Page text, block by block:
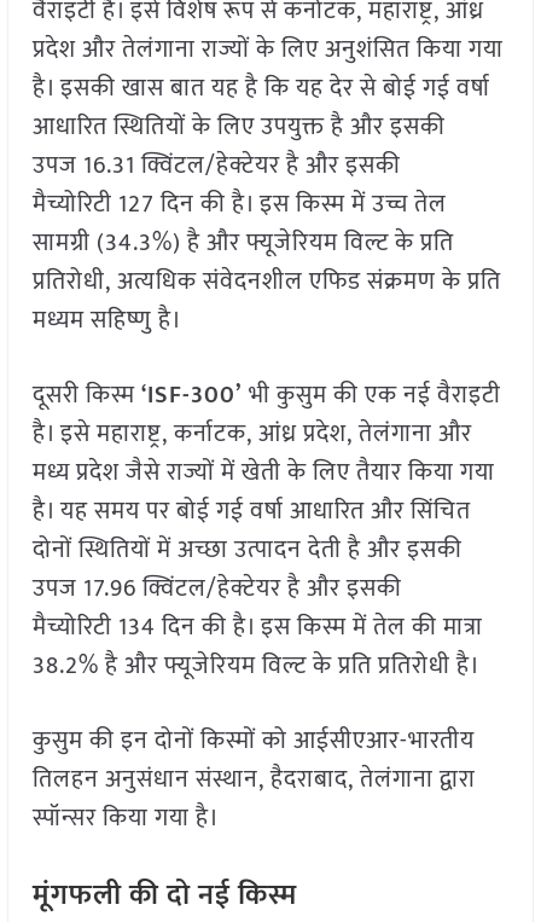
वैराइटी है। इसे विशेष रूप से कर्नाटक, महाराष्ट्र, आंध्र
प्रदेश और तेलंगाना राज्यों के लिए अनुशंसित किया गया
है। इसकी खास बात यह है कि यह देर से बोई गई वर्षा
आधारित स्थितियों के लिए उपयुक्त है और इसकी
उपज 16.31 क्विंटल/हेक्टेयर है और इसकी
मैच्योरिटी 127 दिन की है। इस किस्म में उच्च तेल
सामग्री (34.3%) है और फ्यूजेरियम विल्ट के प्रति
प्रतिरोधी, अत्यधिक संवेदनशील एफिड संक्रमण के प्रति
मध्यम सहिष्णु है।
दूसरी किस्म‘ISF-300’ भी कुसुम की एक नई वैराइटी
है। इसे महाराष्ट्र, कर्नाटक, आंध्र प्रदेश, तेलंगाना और
मध्य प्रदेश जैसे राज्यों में खेती के लिए तैयार किया गया
है। यह समय पर बोई गई वर्षा आधारित और सिंचित
दोनों स्थितियों में अच्छा उत्पादन देती है और इसकी
उपज 17.96 क्विंटल/हेक्टेयर है और इसकी
मैच्योरिटी 134 दिन की है। इस किस्म में तेल की मात्रा
38.2% है और फ्यूजेरियम विल्ट के प्रति प्रतिरोधी है।
कुसुम की इन दोनों किस्मों को आईसीएआर-भारतीय
तिलहन अनुसंधान संस्थान, हैदराबाद, तेलंगाना द्वारा
स्पॉन्सर किया गया है।
मूंगफली की दो नई किस्म